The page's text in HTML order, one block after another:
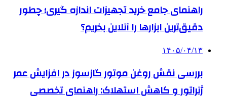
راهنمای جامع خرید تجهیزات اندازه گیری؛ چطور
دقیق‌ترین ابزارها را آنلاین بخریم؟
۱۴۰۵/۰۴/۱۳
بررسی نقش روغن موتور گازسوز در افزایش عمر
ژنراتور و کاهش استهلاک: راهنمای تخصصی